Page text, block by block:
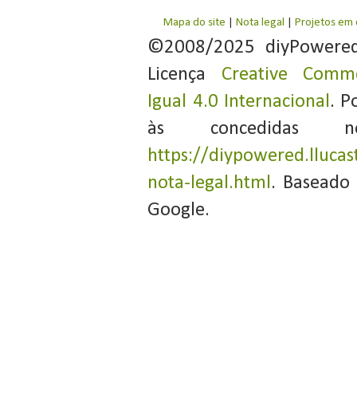
Mapa do site Nota legal Projetos em
©2008/2025
Licença Creative
Igual 4.0 Internacional.
às concedidas
https://
nota-legal.html.
Google.